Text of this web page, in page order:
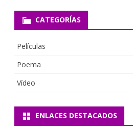
i
o
CATEGORÍAS
Películas
Poema
Vídeo
ENLACES DESTACADOS